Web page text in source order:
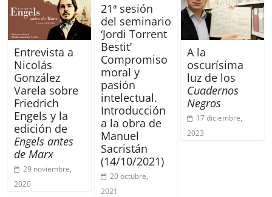
Entrevista a
Nicolás
González
Varela sobre
Friedrich
Engels y la
edición de
Engels antes
de Marx
29 noviembre,
2020
21ª sesión
del seminario
‘Jordi Torrent
Bestit’
Compromiso
moral y
pasión
intelectual.
Introducción
a la obra de
Manuel
Sacristán
(14/10/2021)
20 octubre,
2021
A la
oscurísima
luz de los
Cuadernos
Negros
17 diciembre,
2023